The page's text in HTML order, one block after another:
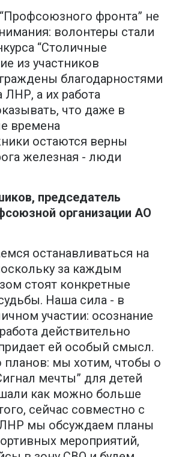
фронта” не
волонтеры стали
“Столичные
из участников
благодарностями
ЛНР, а их работа
что даже в
времена
остаются верны
железная - люди
председатель
организации АО
останавливаться на
за каждым
стоят конкретные
Наша сила - в
участии: осознание
действительно
ей особый смысл.
планов: мы хотим, чтобы о
мечты” для детей
как можно больше
сейчас совместно с
мы обсуждаем планы
мероприятий,